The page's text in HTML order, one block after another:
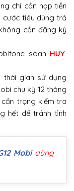
chỉ cần nạp tiền
cước tiêu dùng trả
cần đăng ký
soạn HUY
thời gian sử dụng
chu kỳ 12 tháng
trọng kiểm tra
hết để tránh tình
Mobidùng